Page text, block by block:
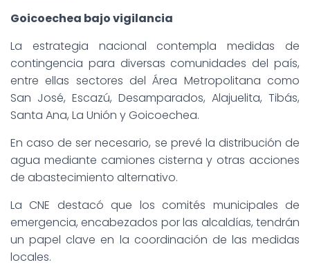
Goicoechea bajo vigilancia
La estrategia nacional contempla medidas de
contingencia para diversas comunidades del país,
entre ellas sectores del Área Metropolitana como
San José, Escazú, Desamparados, Alajuelita, Tibás,
Santa Ana, La Unión y Goicoechea.
En caso de ser necesario, se prevé la distribución de
agua mediante camiones cisterna y otras acciones
de abastecimiento alternativo.
La CNE destacó que los comités municipales de
emergencia, encabezados por las alcaldías, tendrán
un papel clave en la coordinación de las medidas
locales.